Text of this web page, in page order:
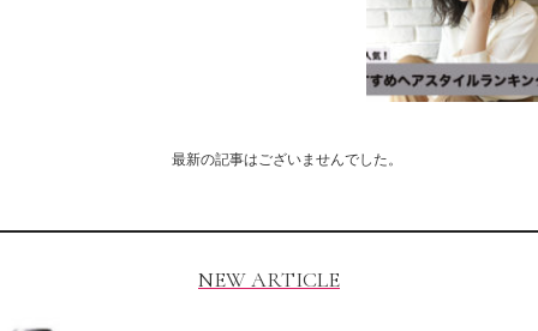
最新の記事はございませんでした。
NEW ARTICLE